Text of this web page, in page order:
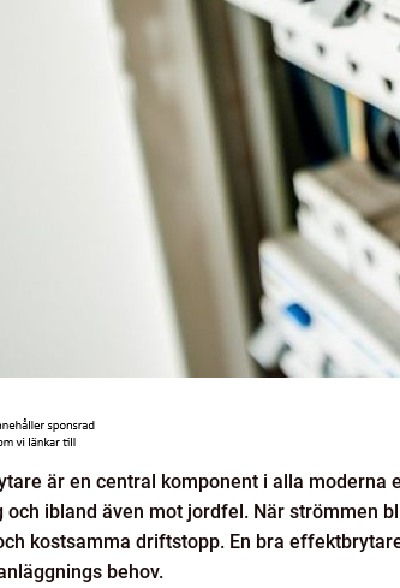
är en central komponent i alla moderna
och ibland även mot jordfel. När strömmen
kostsamma driftstopp. En bra
behov.